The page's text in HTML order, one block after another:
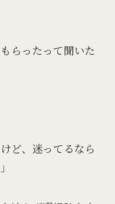
らったって聞いた
ど、迷ってるなら